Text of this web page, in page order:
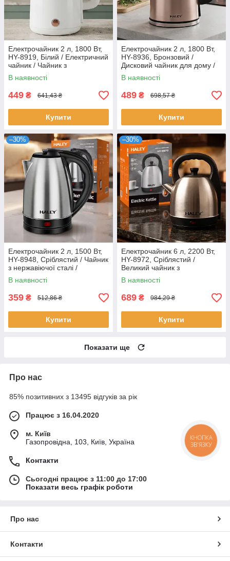
Електрочайник 2 л, 1800 Вт,
HY-8919, Білий / Електричний
чайник / Чайник з
нержавіючої сталі / Дисковий
чайник для дому
В наявності
449 ₴ 641,43 ₴
Купити
Електрочайник 2 л, 1800 Вт,
HY-8936, Бронзовий /
Дисковий чайник для дому /
Електричний чайник / Чайник
з нержавіючої сталі
В наявності
489 ₴ 698,57 ₴
Купити
–30%
Електрочайник 2 л, 1500 Вт,
HY-8948, Сріблястий / Чайник
з нержавіючої сталі /
Дисковий чайник для дому /
Електричний чайник
В наявності
359 ₴ 512,86 ₴
Купити
–30%
Електрочайник 6 л, 2200 Вт,
HY-8972, Сріблястий /
Великий чайник з
нержавіючої сталі /
Електричний дисковий
чайник
В наявності
689 ₴ 984,29 ₴
Купити
Показати ще
Про нас
85% позитивних з 13495 відгуків за рік
Працює з 16.04.2020
м. Київ
Газопровідна, 103, Київ, Україна
Контакти
Сьогодні працює з 11:00 до 17:00
Показати весь графік роботи
Про нас
Контакти
КНОПКА
ЗВ'ЯЗКУ